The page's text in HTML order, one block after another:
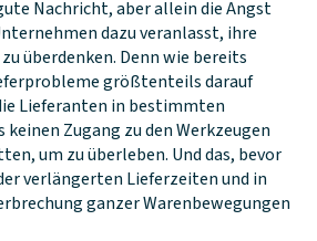
Nachricht, aber allein die Angst
dazu veranlasst, ihre
überdenken. Denn wie bereits
größtenteils darauf
Lieferanten in bestimmten
Zugang zu den Werkzeugen
um zu überleben. Und das, bevor
verlängerten Lieferzeiten und in
ganzer Warenbewegungen